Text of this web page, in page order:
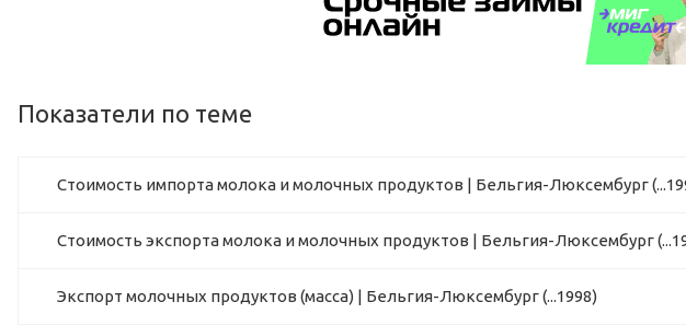
Показатели по теме
Стоимость импорта молока и молочных продуктов | Бельгия-Люксембург
Стоимость экспорта молока и молочных продуктов | Бельгия-Люксембург
Экспорт молочных продуктов (масса) | Бельгия-Люксембург (...1998)